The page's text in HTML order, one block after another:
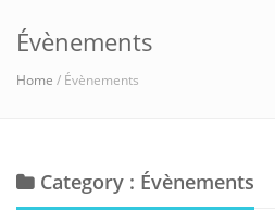
Évènements
Home / Évènements
Category : Évènements